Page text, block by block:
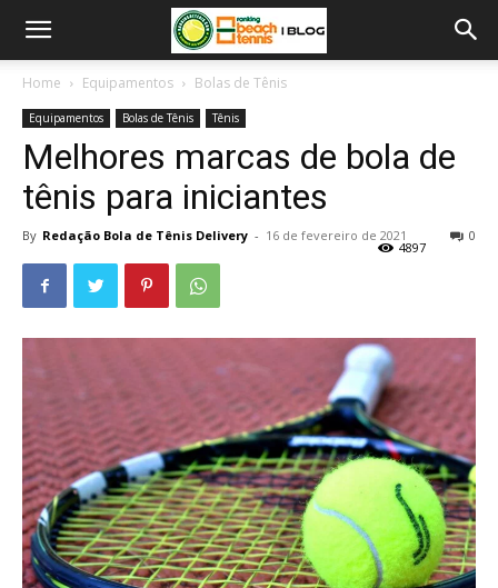
Home Equipamentos Bolas de Tênis
Equipamentos Bolas de Tênis Tênis
Melhores marcas de bola de
tênis para iniciantes
By Redação Bola de Tênis Delivery - 16 de fevereiro de 2021 0
4897